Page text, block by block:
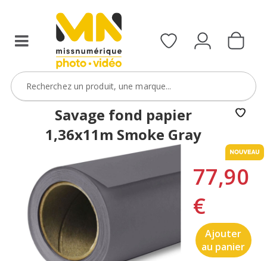
Savage fond papier
1,36x11m Smoke Gray
77,90
€
Ajouter
au panier